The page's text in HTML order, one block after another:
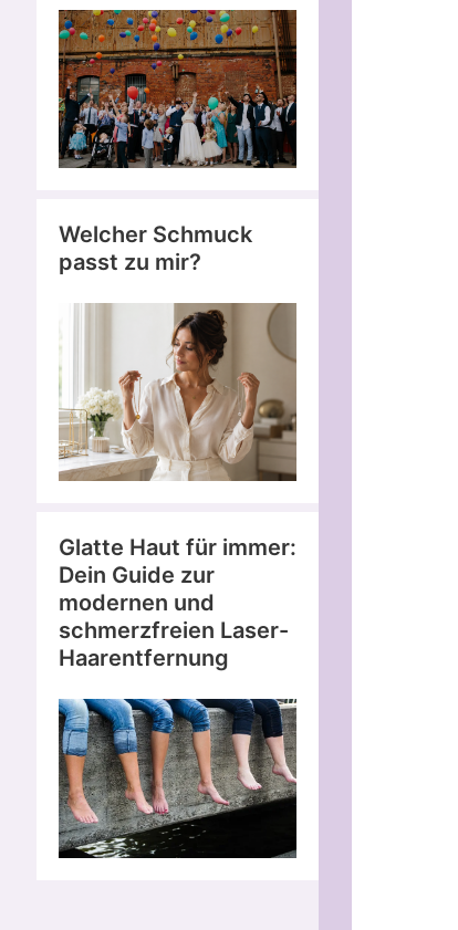
Welcher Schmuck
passt zu mir?
Glatte Haut für immer:
Dein Guide zur
modernen und
schmerzfreien Laser-
Haarentfernung